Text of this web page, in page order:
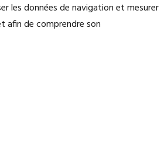
les données de navigation et mesurer
afin de comprendre son